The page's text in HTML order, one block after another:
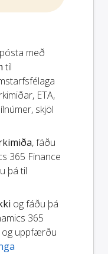
með
til
ETA,
skjöl
, fáðu
365 Finance
þá til
og fáðu þá
365
og uppfærðu